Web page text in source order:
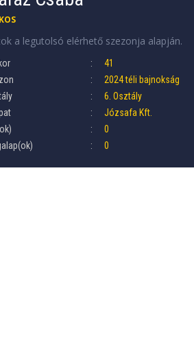
a legutolsó elérhető szezonja alapján.
41
2024 téli bajnokság
6. Osztály
Józsafa Kft.
0
0